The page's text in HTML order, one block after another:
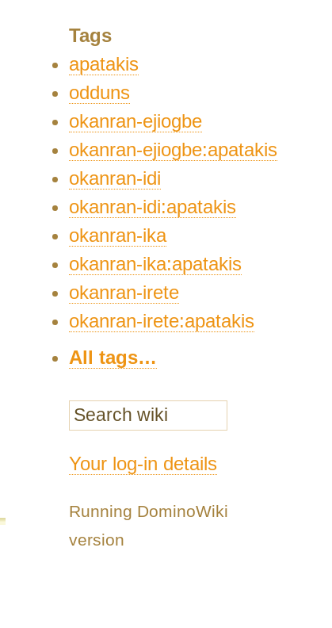
Tags
apatakis
odduns
okanran-ejiogbe
okanran-ejiogbe:apatakis
okanran-idi
okanran-idi:apatakis
okanran-ika
okanran-ika:apatakis
okanran-irete
okanran-irete:apatakis
All tags…
Your log-in details
Running DominoWiki
version